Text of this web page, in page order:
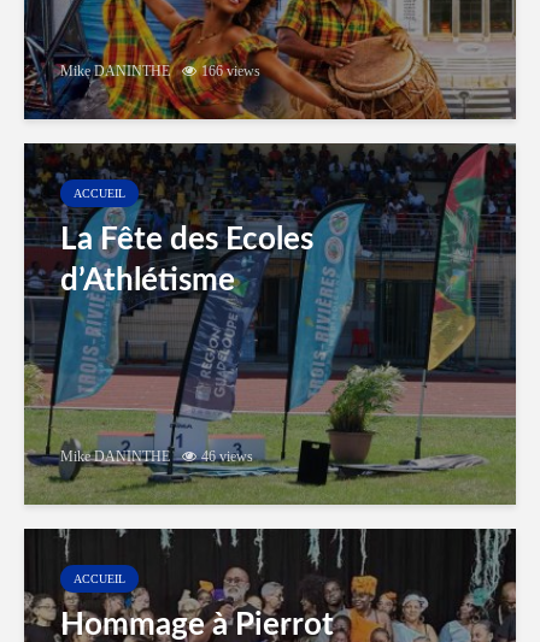
Mike DANINTHE 166 views
ACCUEIL
La Fête des Ecoles
d’Athlétisme
Mike DANINTHE 46 views
ACCUEIL
Hommage à Pierrot